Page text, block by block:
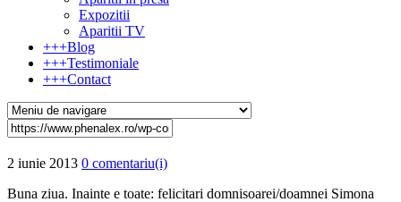
Expozitii
Aparitii TV
+++Blog
+++Testimoniale
+++Contact
2 iunie 2013 0 comentariu(i)
Buna ziua. Inainte e toate: felicitari domnisoarei/doamnei Simona